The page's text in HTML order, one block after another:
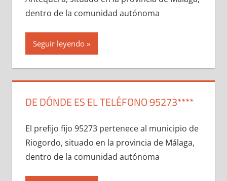
dentro dе la comunidad autónoma
Seguir leyendo
DE DÓNDE ES EL TELÉFONO 95273****
El prefijo fijo 95273 pertenece al municipio dе
Riogordo, situado en la provincia dе Málaga,
dentro dе la comunidad autónoma